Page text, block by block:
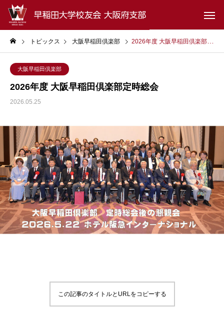
トピックス 大阪早稲田倶楽部 2026年度 大阪早稲田倶楽部定時総会
大阪早稲田倶楽部
2026年度 大阪早稲田倶楽部定時総会
2026.05.25
この記事のタイトルとURLをコピーする